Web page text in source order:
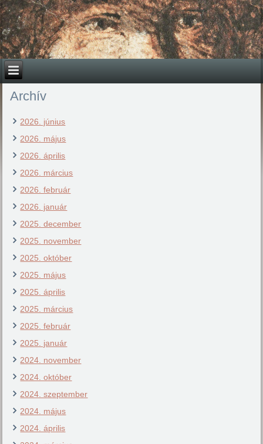
Archív
2026. június
2026. május
2026. április
2026. március
2026. február
2026. január
2025. december
2025. november
2025. október
2025. május
2025. április
2025. március
2025. február
2025. január
2024. november
2024. október
2024. szeptember
2024. május
2024. április